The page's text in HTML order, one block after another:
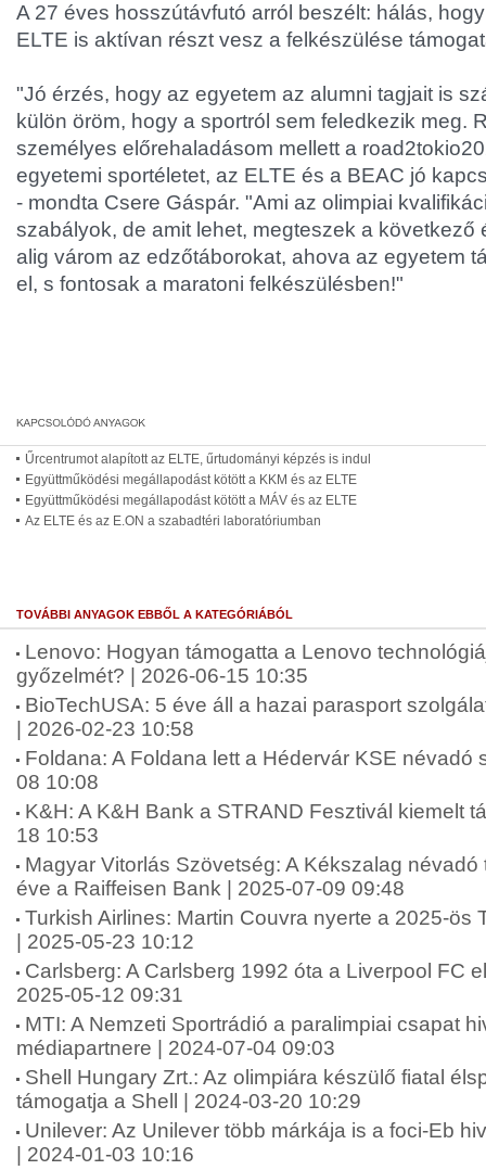
A 27 éves hosszútávfutó arról beszélt: hálás,
ELTE is aktívan részt vesz a felkészülése
"Jó érzés, hogy az egyetem az alumni tagjait is
külön öröm, hogy a sportról sem feledkezik meg.
személyes előrehaladásom mellett a
egyetemi sportéletet, az ELTE és a BEAC jó
- mondta Csere Gáspár. "Ami az olimpiai
szabályok, de amit lehet, megteszek a következő
alig várom az edzőtáborokat, ahova az egyetem
el, s fontosak a maratoni felkészülésben!"
Űrcentrumot alapított az ELTE, űrtudományi képzés is indul
Együttműködési megállapodást kötött a KKM és az ELTE
Együttműködési megállapodást kötött a MÁV és az ELTE
Az ELTE és az E.ON a szabadtéri laboratóriumban
TOVÁBBI ANYAGOK EBBŐL A KATEGÓRIÁBÓL
Lenovo: Hogyan támogatta a Lenovo
győzelmét? | 2026-06-15 10:35
BioTechUSA: 5 éve áll a hazai parasport
| 2026-02-23 10:58
Foldana: A Foldana lett a Hédervár KSE névadó
08 10:08
K&H: A K&H Bank a STRAND Fesztivál kiemelt
18 10:53
Magyar Vitorlás Szövetség: A Kékszalag
éve a Raiffeisen Bank | 2025-07-09 09:48
Turkish Airlines: Martin Couvra nyerte a 2025-ös
| 2025-05-23 10:12
Carlsberg: A Carlsberg 1992 óta a Liverpool FC
2025-05-12 09:31
MTI: A Nemzeti Sportrádió a paralimpiai csapat
médiapartnere | 2024-07-04 09:03
Shell Hungary Zrt.: Az olimpiára készülő fiatal
támogatja a Shell | 2024-03-20 10:29
Unilever: Az Unilever több márkája is a foci-Eb
| 2024-01-03 10:16